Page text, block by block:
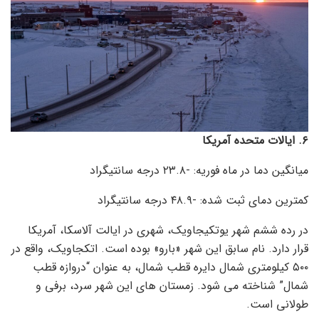
۶. ایالات متحده آمریکا
میانگین دما در ماه فوریه: -۲۳.۸ درجه سانتیگراد
کمترین دمای ثبت شده: -۴۸.۹ درجه سانتیگراد
در رده ششم شهر یوتکیجاویک، شهری در ایالت آلاسکا، آمریکا
قرار دارد. نام سابق این شهر «بارو» بوده است. اتکجاویک، واقع در
۵۰۰ کیلومتری شمال دایره قطب شمال، به عنوان “دروازه قطب
شمال” شناخته می شود. زمستان های این شهر سرد، برفی و
طولانی است.